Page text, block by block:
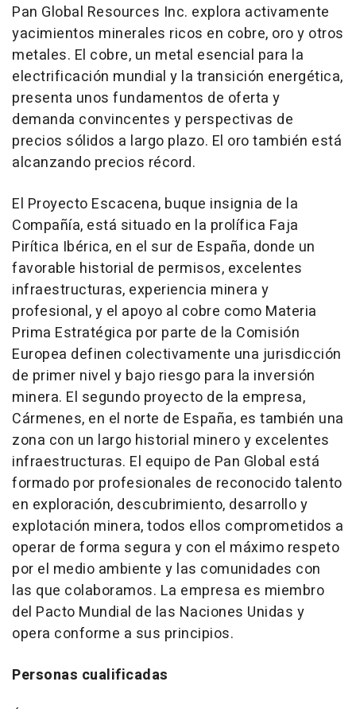
Pan Global Resources Inc. explora activamente
yacimientos minerales ricos en cobre, oro y otros
metales. El cobre, un metal esencial para la
electrificación mundial y la transición energética,
presenta unos fundamentos de oferta y
demanda convincentes y perspectivas de
precios sólidos a largo plazo. El oro también está
alcanzando precios récord.
El Proyecto Escacena, buque insignia de la
Compañía, está situado en la prolífica Faja
Pirítica Ibérica, en el sur de España, donde un
favorable historial de permisos, excelentes
infraestructuras, experiencia minera y
profesional, y el apoyo al cobre como Materia
Prima Estratégica por parte de la Comisión
Europea definen colectivamente una jurisdicción
de primer nivel y bajo riesgo para la inversión
minera. El segundo proyecto de la empresa,
Cármenes, en el norte de España, es también una
zona con un largo historial minero y excelentes
infraestructuras. El equipo de Pan Global está
formado por profesionales de reconocido talento
en exploración, descubrimiento, desarrollo y
explotación minera, todos ellos comprometidos a
operar de forma segura y con el máximo respeto
por el medio ambiente y las comunidades con
las que colaboramos. La empresa es miembro
del Pacto Mundial de las Naciones Unidas y
opera conforme a sus principios.
Personas cualificadas